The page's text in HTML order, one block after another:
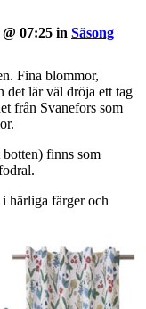
07:25 in Säsong
Fina blommor,
det lär väl dröja ett tag
från Svanefors som
finns som
härliga färger och